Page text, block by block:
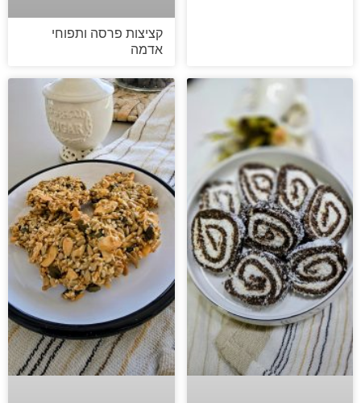
קציצות פרסה ותפוחי
אדמה